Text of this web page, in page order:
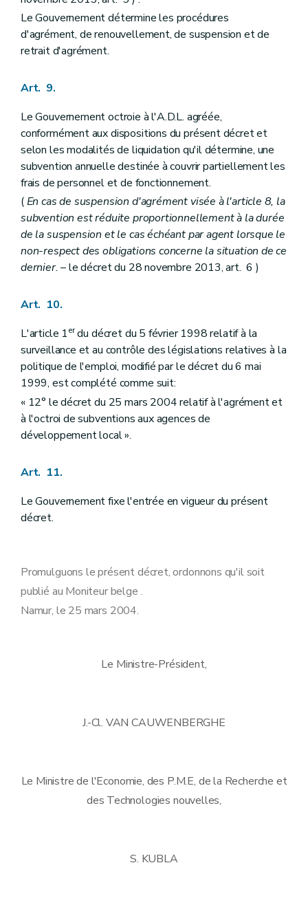
Le Gouvernement détermine les procédures
d'agrément, de renouvellement, de suspension et de
retrait d'agrément.
Art. 9.
Le Gouvernement octroie à l'A.D.L. agréée,
conformément aux dispositions du présent décret et
selon les modalités de liquidation qu'il détermine, une
subvention annuelle destinée à couvrir partiellement les
frais de personnel et de fonctionnement.
(En cas de suspension d'agrément visée à l'article 8, la
subvention est réduite proportionnellement à la durée
de la suspension et le cas échéant par agent lorsque le
non-respect des obligations concerne la situation de ce
dernier.– le décret du 28 novembre 2013, art. 6 )
Art. 10.
L'article 1erdu décret du 5 février 1998 relatif à la
surveillance et au contrôle des législations relatives à la
politique de l'emploi, modifié par le décret du 6 mai
1999, est complété comme suit:
« 12° le décret du 25 mars 2004 relatif à l'agrément et
à l'octroi de subventions aux agences de
développement local ».
Art. 11.
Le Gouvernement fixe l'entrée en vigueur du présent
décret.
Promulguons le présent décret, ordonnons qu'il soit
publié au Moniteur belge .
Namur, le 25 mars 2004.
Le Ministre-Président,
J.-Cl. VAN CAUWENBERGHE
Le Ministre de l'Economie, des P.M.E, de la Recherche et
des Technologies nouvelles,
S. KUBLA